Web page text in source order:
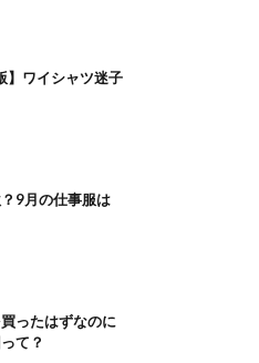
】ワイシャツ迷子
9月の仕事服は
ったはずなのに
て？